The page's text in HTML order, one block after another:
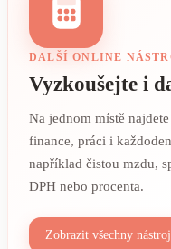
DALŠÍ ONLINE
Vyzkoušejte i
Na jednom místě
finance, práci i
například čistou mzdu,
DPH nebo procenta.
Zobrazit všechny